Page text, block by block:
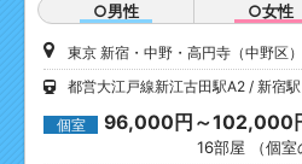
○男性 ○女性
東京 新宿・中野・高円寺（中野区）
都営大江戸線新江古田駅A2
新宿
個室 96,000円～102,000
16部屋 （個室